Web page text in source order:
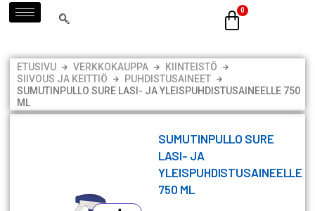
Siirry
sisältöön
ETUSIVU VERKKOKAUPPA
KIINTEISTÖ
SIIVOUS JA KEITTIÖ
PUHDISTUSAINEET
SUMUTINPULLO SURE LASI- JA YLEISPUHDISTUSAINEELLE 750
ML
SUMUTINPULLO SURE
LASI- JA
YLEISPUHDISTUSAINEELLE
750 ML